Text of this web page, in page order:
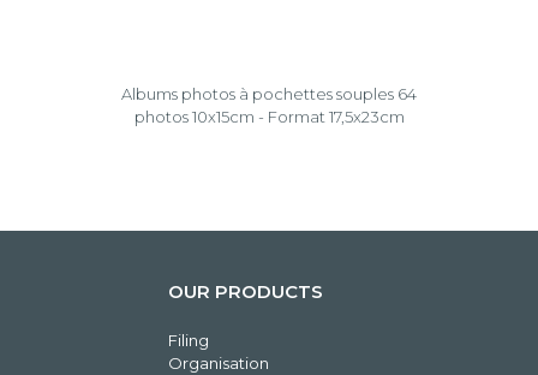
Albums photos à pochettes souples 64
photos 10x15cm - Format 17,5x23cm
OUR PRODUCTS
Filing
Organisation